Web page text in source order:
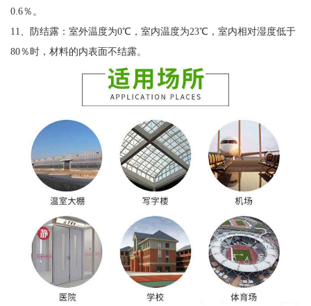
0.6％。
11、防结露：室外温度为0℃，室内温度为23℃，室内相对湿度低于
80％时，材料的内表面不结露。